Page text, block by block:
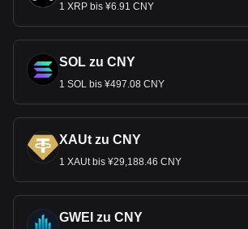
1 XRP bis ¥6.91 CNY
SOL zu CNY
1 SOL bis ¥497.08 CNY
XAUt zu CNY
1 XAUt bis ¥29,188.46 CNY
GWEI zu CNY